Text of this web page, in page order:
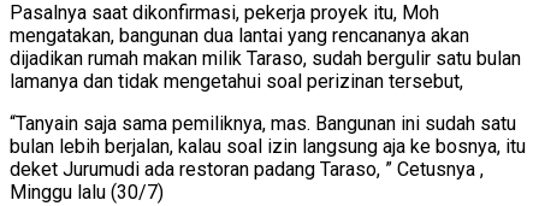
Pasalnya saat dikonfirmasi, pekerja proyek itu, Moh
mengatakan, bangunan dua lantai yang rencananya akan
dijadikan rumah makan milik Taraso, sudah bergulir satu bulan
lamanya dan tidak mengetahui soal perizinan tersebut,
“Tanyain saja sama pemiliknya, mas. Bangunan ini sudah satu
bulan lebih berjalan, kalau soal izin langsung aja ke bosnya, itu
deket Jurumudi ada restoran padang Taraso, ” Cetusnya ,
Minggu lalu (30/7)